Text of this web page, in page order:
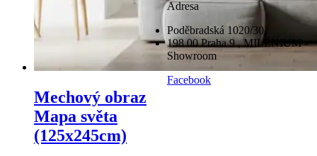
Mechový obraz
Mapa světa
(125x245cm)
produktu
Adresa
Poděbradská 1020/30,
198 00 Praha 9 , MILENIUM -
Showroom
Facebook